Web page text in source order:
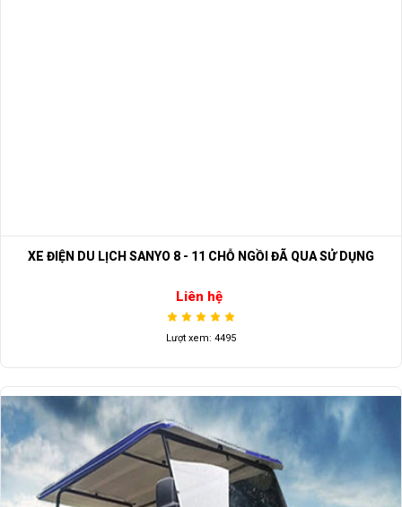
XE ĐIỆN DU LỊCH SANYO 8 - 11 CHỖ NGỒI ĐÃ QUA SỬ DỤNG
Liên hệ
Lượt xem: 4495